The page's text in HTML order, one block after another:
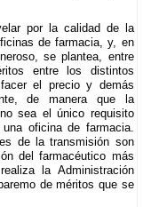
por la calidad de la
de farmacia, y, en
se plantea, entre
entre los distintos
el precio y demás
de manera que la
sea el único requisito
oficina de farmacia.
de la transmisión son
del farmacéutico más
la Administración
de méritos que se